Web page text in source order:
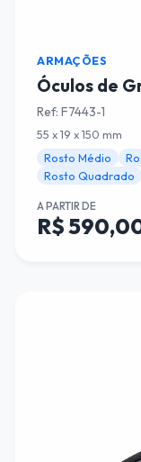
ARMAÇÕES
Óculos de
Ref: F7443-1
55 x 19 x 150 mm
Rosto Médio
Rosto Quadrado
A PARTIR DE
R$